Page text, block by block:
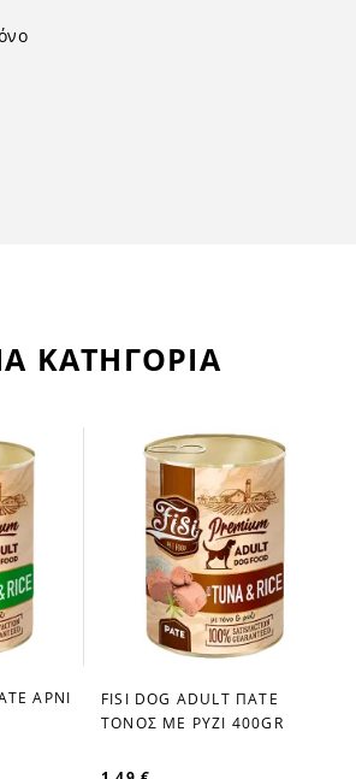
ΚΑΤΗΓΟΡΙΑ
ΑΡΝΙ
favorite_border
FISI DOG ADULT ΠΑΤΕ
ΤΟΝΟΣ ΜΕ ΡΥΖΙ 400GR